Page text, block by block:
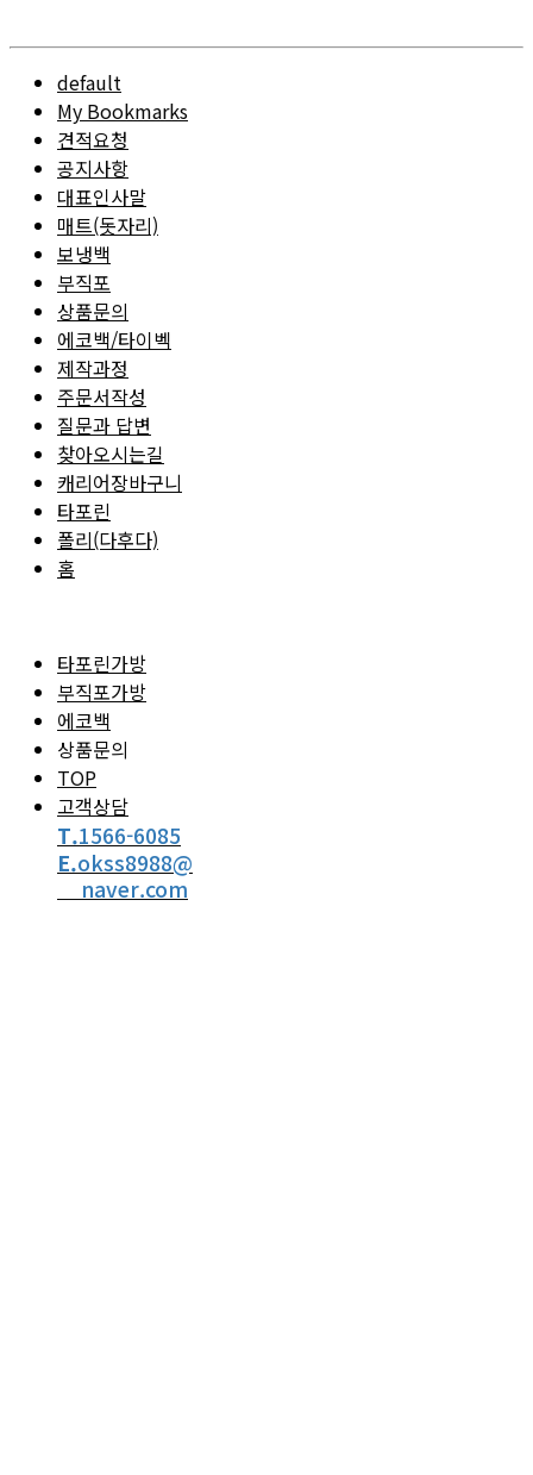
default
My Bookmarks
견적요청
공지사항
대표인사말
매트(돗자리)
보냉백
부직포
상품문의
에코백/타이벡
제작과정
주문서작성
질문과 답변
찾아오시는길
캐리어장바구니
타포린
폴리(다후다)
홈
타포린가방
부직포가방
에코백
상품문의
TOP
고객상담
T.1566-6085
E.okss8988@
naver.com